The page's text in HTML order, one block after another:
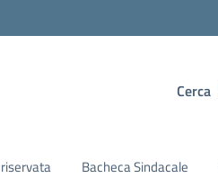
Cerca
Bacheca Sindacale